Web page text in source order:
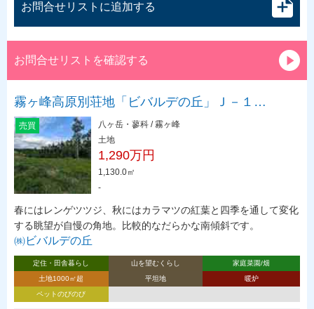
お問合せリストに追加する
お問合せリストを確認する
霧ヶ峰高原別荘地「ビバルデの丘」Ｊ－１…
売買
八ヶ岳・蓼科 / 霧ヶ峰
土地
1,290万円
1,130.0㎡
-
春にはレンゲツツジ、秋にはカラマツの紅葉と四季を通して変化
する眺望が自慢の角地。比較的なだらかな南傾斜です。
㈱ビバルデの丘
定住・田舎暮らし 山を望むくらし
家庭菜園/畑
土地1000㎡超
平坦地
暖炉
ペットのびのび